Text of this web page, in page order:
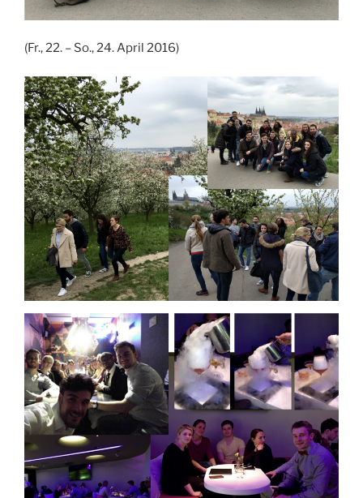
(Fr., 22. – So., 24. April 2016)